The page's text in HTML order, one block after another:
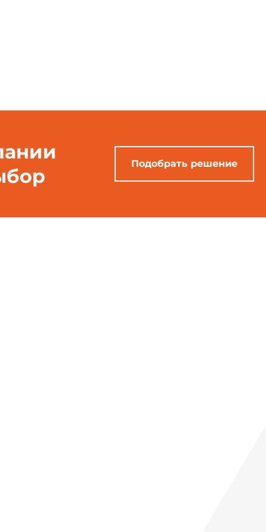
Подобрать решение